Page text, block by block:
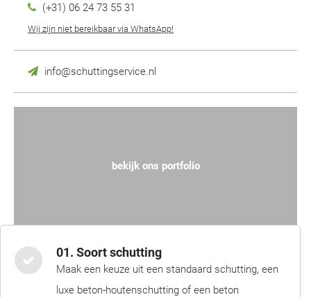
(+31) 06 24 73 55 31
Wij zijn niet bereikbaar via WhatsApp!
info@schuttingservice.nl
bekijk ons portfolio
01. Soort schutting
Maak een keuze uit een standaard schutting, een
luxe beton-houtenschutting of een beton